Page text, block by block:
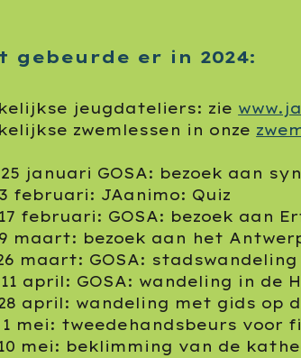
gebeurde er in 2024:
jeugdateliers: zie
zwemlessen in onze
januari GOSA: bezoek aan
februari: JAanimo: Quiz
februari: GOSA: bezoek aan
maart: bezoek aan het
maart: GOSA: stadswandeling
april: GOSA: wandeling in de
april: wandeling met gids op
mei: tweedehandsbeurs voor
mei: beklimming van de